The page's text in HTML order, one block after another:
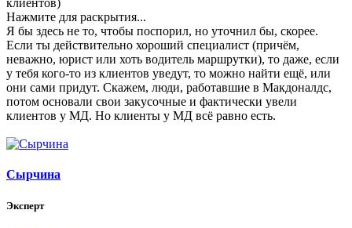
клиентов)
Нажмите для раскрытия...
Я бы здесь не то, чтобы поспорил, но уточнил бы, скорее.
Если ты действительно хороший специалист (причём,
неважно, юрист или хоть водитель маршрутки), то даже, если
у тебя кого-то из клиентов уведут, то можно найти ещё, или
они сами придут. Скажем, люди, работавшие в Макдоналдс,
потом основали свои закусочные и фактически увели
клиентов у МД. Но клиенты у МД всё равно есть.
Сырчина
Эксперт